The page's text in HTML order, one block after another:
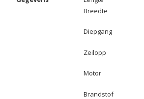
Breedte
Diepgang
Zeilopp
Motor
Brandstof